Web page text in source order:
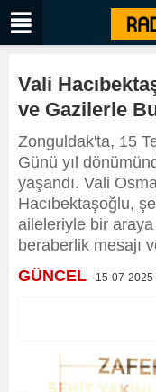
Vali
ve Gazilerle
Zonguldak'ta, 15
Günü yıl
yaşandı. Vali
Hacıbektaşoğlu,
aileleriyle bir
beraberlik mesajı
GÜNCEL - 15-07-2025